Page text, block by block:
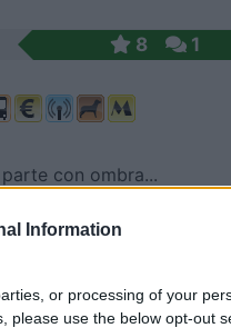
Information
or processing of your
please use the below opt-out
8 1
con ombra...